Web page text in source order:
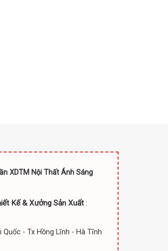
XDTM Nội Thất Ánh Sáng
Kế & Xưởng Sản Xuất:
Quốc - Tx Hồng Lĩnh - Hà Tĩnh